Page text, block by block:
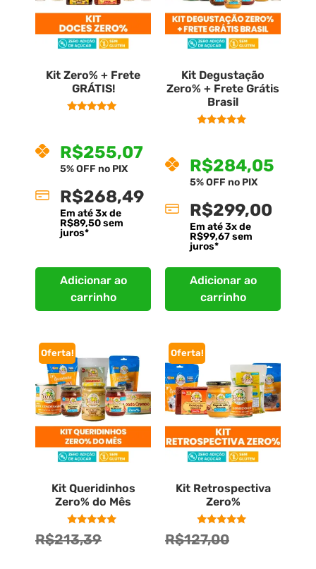
Kit Zero% + Frete
GRÁTIS!
R$255,07
5% OFF no PIX
R$268,49
Em até3x de
R$89,50sem
juros*
Adicionar ao
carrinho
Kit Degustação
Zero% + Frete Grátis
Brasil
R$284,05
5% OFF no PIX
R$299,00
Em até3x de
R$99,67sem
juros*
Adicionar ao
carrinho
Oferta!
Kit Queridinhos
Zero% do Mês
Avaliação
5.00
R$213,39
Oferta!
Kit Retrospectiva
Zero%
Avaliação
5.00
R$127,00